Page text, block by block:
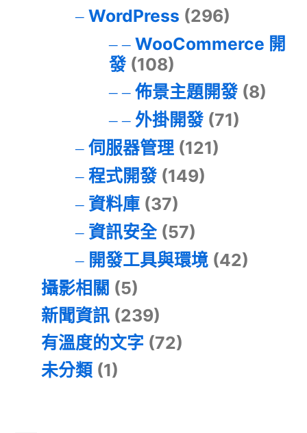
WordPress (296)
WooCommerce 開
發(108)
佈景主題開發(8)
外掛開發(71)
伺服器管理(121)
程式開發(149)
資料庫(37)
資訊安全(57)
開發工具與環境(42)
攝影相關 (5)
新聞資訊 (239)
有溫度的文字 (72)
未分類 (1)